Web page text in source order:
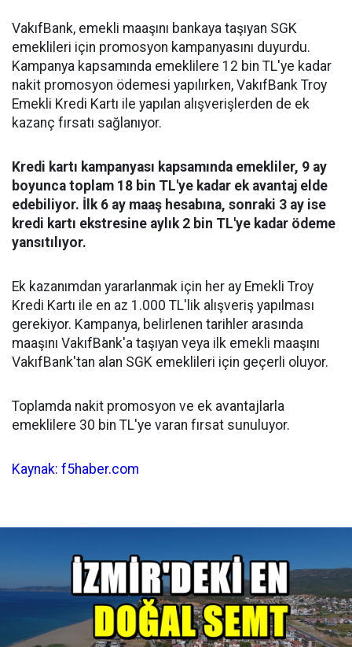
VakıfBank, emekli maaşını bankaya taşıyan SGK
emeklileri için promosyon kampanyasını duyurdu.
Kampanya kapsamında emeklilere 12 bin TL'ye kadar
nakit promosyon ödemesi yapılırken, VakıfBank Troy
Emekli Kredi Kartı ile yapılan alışverişlerden de ek
kazanç fırsatı sağlanıyor.
Kredi kartı kampanyası kapsamında emekliler, 9 ay
boyunca toplam 18 bin TL'ye kadar ek avantaj elde
edebiliyor. İlk 6 ay maaş hesabına, sonraki 3 ay ise
kredi kartı ekstresine aylık 2 bin TL'ye kadar ödeme
yansıtılıyor.
Ek kazanımdan yararlanmak için her ay Emekli Troy
Kredi Kartı ile en az 1.000 TL'lik alışveriş yapılması
gerekiyor. Kampanya, belirlenen tarihler arasında
maaşını VakıfBank'a taşıyan veya ilk emekli maaşını
VakıfBank'tan alan SGK emeklileri için geçerli oluyor.
Toplamda nakit promosyon ve ek avantajlarla
emeklilere 30 bin TL'ye varan fırsat sunuluyor.
Kaynak: f5haber.com